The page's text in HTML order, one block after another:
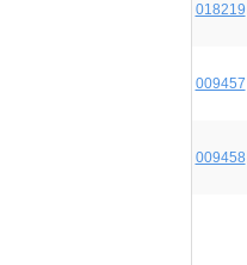
018219
009457
009458